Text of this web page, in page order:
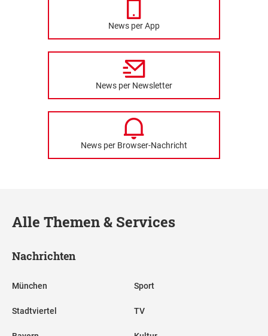
News per App
News per Newsletter
News per Browser-Nachricht
Alle Themen & Services
Nachrichten
München
Stadtviertel
Sport
TV